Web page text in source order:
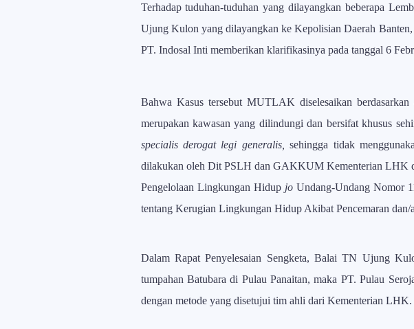
Terhadap tuduhan-tuduhan yang dilayangkan beberapa
Ujung Kulon yang dilayangkan ke Kepolisian Daerah
PT. Indosal Inti memberikan klarifikasinya pada tanggal 6
Bahwa Kasus tersebut MUTLAK diselesaikan
merupakan kawasan yang dilindungi dan bersifat khusus
specialis derogat legi generalis,
sehingga tidak
dilakukan oleh Dit PSLH dan GAKKUM Kementerian LHK
Pengelolaan Lingkungan Hidup joUndang-Undang Nomor
tentang Kerugian Lingkungan Hidup Akibat Pencemaran
Dalam Rapat Penyelesaian Sengketa, Balai TN Ujung
tumpahan Batubara di Pulau Panaitan, maka PT. Pulau
dengan metode yang disetujui tim ahli dari Kementerian LHK.